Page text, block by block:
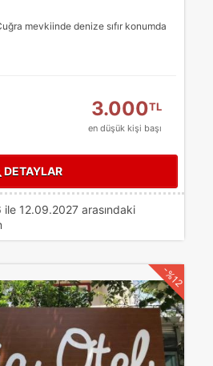
mevkiinde denize sıfır konumda
3.000TL
en düşük kişi başı
DETAYLAR
12.09.2027 arasındaki
-%12